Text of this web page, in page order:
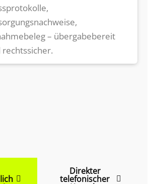
– übergabebereit
rechtssicher.
Direkter
telefonischer